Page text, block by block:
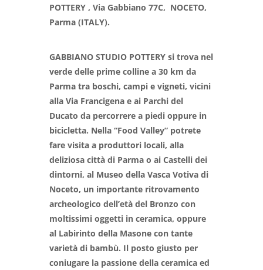
POTTERY , Via Gabbiano 77C, NOCETO,
Parma (ITALY).
GABBIANO STUDIO POTTERY si trova nel
verde delle prime colline a 30 km da
Parma tra boschi, campi e vigneti, vicini
alla Via Francigena e ai Parchi del
Ducato da percorrere a piedi oppure in
bicicletta. Nella “Food Valley” potrete
fare visita a produttori locali, alla
deliziosa città di Parma o ai Castelli dei
dintorni, al Museo della Vasca Votiva di
Noceto, un importante ritrovamento
archeologico dell’età del Bronzo con
moltissimi oggetti in ceramica, oppure
al Labirinto della Masone con tante
varietà di bambù. Il posto giusto per
coniugare la passione della ceramica ed